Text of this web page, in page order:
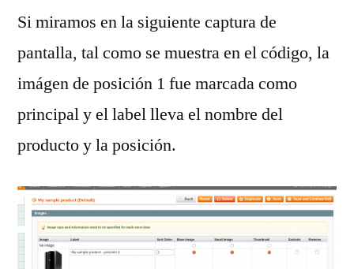
Si miramos en la siguiente captura de
pantalla, tal como se muestra en el código, la
imágen de posición 1 fue marcada como
principal y el label lleva el nombre del
producto y la posición.